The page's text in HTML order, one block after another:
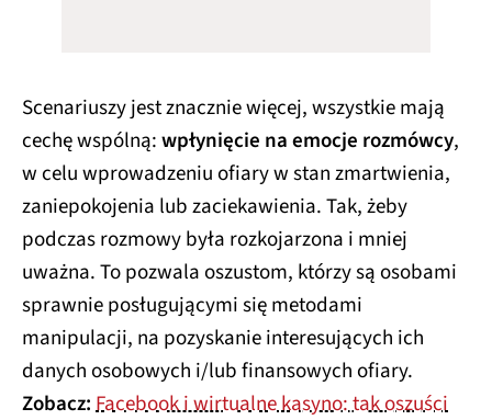
Scenariuszy jest znacznie więcej, wszystkie mają
cechę wspólną:wpłynięcie na emocje rozmówcy,
w celu wprowadzeniu ofiary w stan zmartwienia,
zaniepokojenia lub zaciekawienia. Tak, żeby
podczas rozmowy była rozkojarzona i mniej
uważna. To pozwala oszustom, którzy są osobami
sprawnie posługującymi się metodami
manipulacji, na pozyskanie interesujących ich
danych osobowych i/lub finansowych ofiary.
Zobacz:Facebook i wirtualne kasyno: tak oszuści